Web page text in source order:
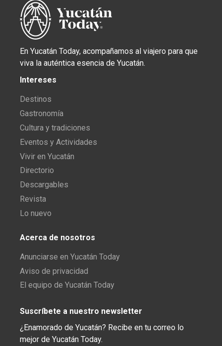
En Yucatán Today, acompañamos al viajero para que
viva la auténtica esencia de Yucatán.
Intereses
Destinos
Gastronomía
Cultura y tradiciones
Eventos y Actividades
Vivir en Yucatán
Directorio
Descargables
Revista
Lo nuevo
Acerca de nosotros
Anunciarse en Yucatán Today
Aviso de privacidad
El equipo de Yucatán Today
Suscríbete a nuestro newsletter
¿Enamorado de Yucatán? Recibe en tu correo lo
mejor de Yucatán Today.